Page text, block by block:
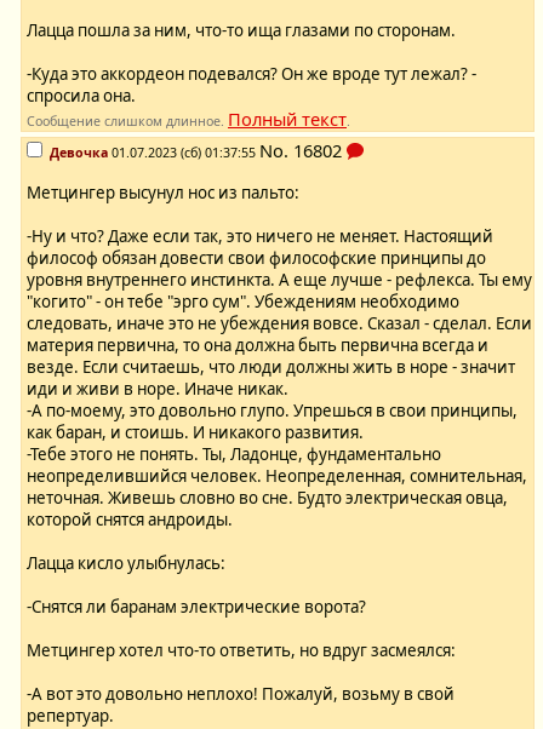
Лацца пошла за ним, что-то ища глазами по сторонам.
-Куда это аккордеон подевался? Он же вроде тут лежал? -
спросила она.
Сообщение слишком длинное. Полный текст.
Девочка 01.07.2023 (сб) 01:37:55 No. 16802
Метцингер высунул нос из пальто:
-Ну и что? Даже если так, это ничего не меняет. Настоящий
философ обязан довести свои философские принципы до
уровня внутреннего инстинкта. А еще лучше - рефлекса. Ты ему
"когито" - он тебе "эрго сум". Убеждениям необходимо
следовать, иначе это не убеждения вовсе. Сказал - сделал. Если
материя первична, то она должна быть первична всегда и
везде. Если считаешь, что люди должны жить в норе - значит
иди и живи в норе. Иначе никак.
-А по-моему, это довольно глупо. Упрешься в свои принципы,
как баран, и стоишь. И никакого развития.
-Тебе этого не понять. Ты, Ладонце, фундаментально
неопределившийся человек. Неопределенная, сомнительная,
неточная. Живешь словно во сне. Будто электрическая овца,
которой снятся андроиды.
Лацца кисло улыбнулась:
-Снятся ли баранам электрические ворота?
Метцингер хотел что-то ответить, но вдруг засмеялся:
-А вот это довольно неплохо! Пожалуй, возьму в свой
репертуар.